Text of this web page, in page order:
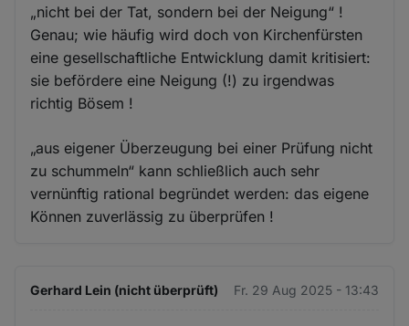
„nicht bei der Tat, sondern bei der Neigung“ !
Genau; wie häufig wird doch von Kirchenfürsten
eine gesellschaftliche Entwicklung damit kritisiert:
sie befördere eine Neigung (!) zu irgendwas
richtig Bösem !
„aus eigener Überzeugung bei einer Prüfung nicht
zu schummeln“ kann schließlich auch sehr
vernünftig rational begründet werden: das eigene
Können zuverlässig zu überprüfen !
Gerhard Lein (nicht überprüft) Fr. 29 Aug 2025 - 13:43